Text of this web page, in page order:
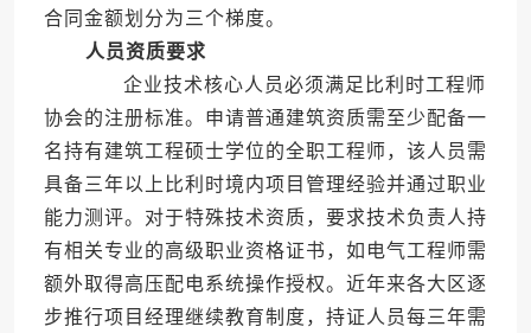
合同金额划分为三个梯度。
人员资质要求
企业技术核心人员必须满足比利时工程师
协会的注册标准。申请普通建筑资质需至少配备一
名持有建筑工程硕士学位的全职工程师，该人员需
具备三年以上比利时境内项目管理经验并通过职业
能力测评。对于特殊技术资质，要求技术负责人持
有相关专业的高级职业资格证书，如电气工程师需
额外取得高压配电系统操作授权。近年来各大区逐
步推行项目经理继续教育制度，持证人员每三年需